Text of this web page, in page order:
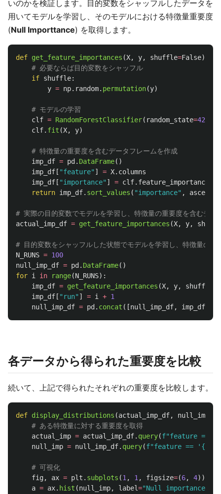
いのかを検証します。目的変数をシャッフルしたデータを
用いてモデルを学習し、そのモデルにおける特徴量重要度
(Null Importtance) を取得します。
def get_feature_importances (X, y, shuffle=False):
if shuffle:
y = np. random. permutation(y)
clf = RandomForestClassifier( random_state=42
clf. fit (X, y)
imp_df = pd . DataFrame()
imp_df [ "feature" ] = X. columns
imp_df [ "importance" ] = clf. feature_importances_
return imp_df. sort_values ( "importance" ,
actual_imp_df = get_feature_importances (X, y,
N_RUNS = 100
null_imp_df = pd . DataFrame()
for i in range(N_RUNS):
imp_df = get_feature_importances (X, y, shuffle
imp_df [ " run" ] = i + 1
null_imp_df = pd . concat ([null_imp_df, imp_df
各データから得られた重要度を比較
続いて、上記で得られたそれぞれの重要度を比較します。
def display_distributions (actual_imp_df,
null_imp_df
actual_imp = actual_imp_df. query(f"feature ==
null_imp = null_imp_df. query(f"feature == ' {
fig, ax = plt . subplots (1 , 1 , figsize=(6, 4))
a = ax. hist (null_imp, label="Null importances